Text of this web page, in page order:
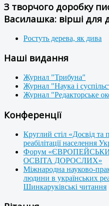
З творчого доробку
Василашка: вірші для
Ростуть дерева, як дива
Наші видання
Журнал "Трибуна"
Журнал "Наука і
Журнал "Редакторське
Конференції
Круглий стіл «Досвід та
реабілітації населення
Форум
ОСВІТА ДОРОСЛИХ»
Міжнародна науково-
людини в українських
Шинкаруківські читання